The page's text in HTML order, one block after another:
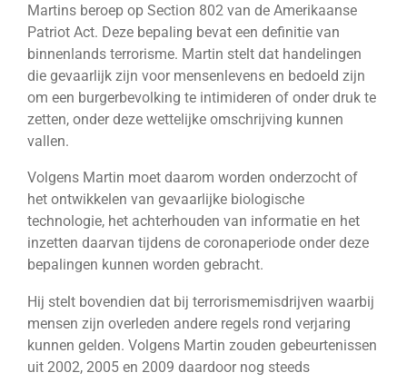
Martins beroep op Section 802 van de Amerikaanse
Patriot Act. Deze bepaling bevat een definitie van
binnenlands terrorisme. Martin stelt dat handelingen
die gevaarlijk zijn voor mensenlevens en bedoeld zijn
om een burgerbevolking te intimideren of onder druk te
zetten, onder deze wettelijke omschrijving kunnen
vallen.
Volgens Martin moet daarom worden onderzocht of
het ontwikkelen van gevaarlijke biologische
technologie, het achterhouden van informatie en het
inzetten daarvan tijdens de coronaperiode onder deze
bepalingen kunnen worden gebracht.
Hij stelt bovendien dat bij terrorismemisdrijven waarbij
mensen zijn overleden andere regels rond verjaring
kunnen gelden. Volgens Martin zouden gebeurtenissen
uit 2002, 2005 en 2009 daardoor nog steeds